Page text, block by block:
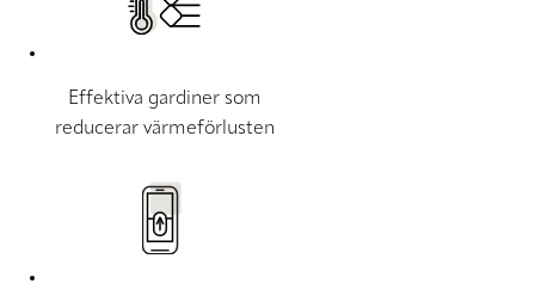
Effektiva gardiner som
reducerar värmeförlusten